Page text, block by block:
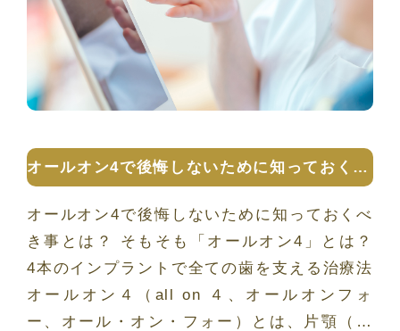
オールオン4で後悔しないために知っておくべき事とは？
オールオン4で後悔しないために知っておくべ
き事とは？ そもそも「オールオン4」とは？
4本のインプラントで全ての歯を支える治療法
オールオン４（all on ４、オールオンフォ
ー、オール・オン・フォー）とは、片顎（上